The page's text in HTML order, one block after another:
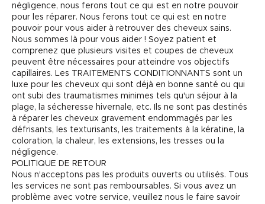
négligence, nous ferons tout ce qui est en notre pouvoir
pour les réparer. Nous ferons tout ce qui est en notre
pouvoir pour vous aider à retrouver des cheveux sains.
Nous sommes là pour vous aider ! Soyez patient et
comprenez que plusieurs visites et coupes de cheveux
peuvent être nécessaires pour atteindre vos objectifs
capillaires. Les TRAITEMENTS CONDITIONNANTS sont un
luxe pour les cheveux qui sont déjà en bonne santé ou qui
ont subi des traumatismes minimes tels qu'un séjour à la
plage, la sécheresse hivernale, etc. Ils ne sont pas destinés
à réparer les cheveux gravement endommagés par les
défrisants, les texturisants, les traitements à la kératine, la
coloration, la chaleur, les extensions, les tresses ou la
négligence.
POLITIQUE DE RETOUR
Nous n'acceptons pas les produits ouverts ou utilisés. Tous
les services ne sont pas remboursables. Si vous avez un
problème avec votre service, veuillez nous le faire savoir